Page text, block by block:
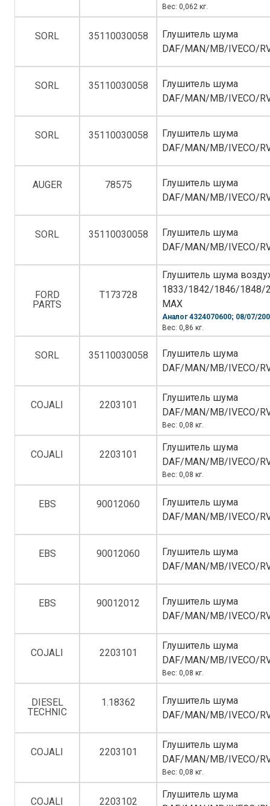
Вес: 0,062 кг.
SORL 35110030058
Глушитель шума
DAF/MAN/MB/IVECO/
SORL 35110030058
Глушитель шума
DAF/MAN/MB/IVECO/
SORL 35110030058
Глушитель шума
DAF/MAN/MB/IVECO/
AUGER 78575
Глушитель шума
DAF/MAN/MB/IVECO/
SORL 35110030058
Глушитель шума
DAF/MAN/MB/IVECO/
FORD
PARTS
T173728
Глушитель шума
1833/1842/1846/1848/
MAX
Аналог 4324070600; 08/07/
Вес: 0,86 кг.
SORL 35110030058
Глушитель шума
DAF/MAN/MB/IVECO/
COJALI 2203101
Глушитель шума
DAF/MAN/MB/IVECO/
Вес: 0,08 кг.
COJALI 2203101
Глушитель шума
DAF/MAN/MB/IVECO/
Вес: 0,08 кг.
EBS 90012060
Глушитель шума
DAF/MAN/MB/IVECO/
EBS 90012060
Глушитель шума
DAF/MAN/MB/IVECO/
EBS 90012012
Глушитель шума
DAF/MAN/MB/IVECO/
COJALI 2203101
Глушитель шума
DAF/MAN/MB/IVECO/
Вес: 0,08 кг.
DIESEL
TECHNIC
1.18362
Глушитель шума
DAF/MAN/MB/IVECO/
COJALI 2203101
Глушитель шума
DAF/MAN/MB/IVECO/
Вес: 0,08 кг.
COJALI 2203102
Глушитель шума